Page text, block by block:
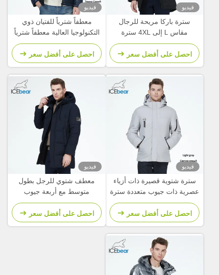
فيديو
سترة باركا مريحة للرجال
مقاس L إلى 4XL سترة
بيولوجية مع جيوب عديدة
احصل على أفضل سعر
فيديو
معطفاً شترياً للفتيان ذوي
التكنولوجيا العالية معطفاً شترياً
مقاوماً للرياح ومقاوماً للزيت
ومقاوماً للماء
احصل على أفضل سعر
فيديو
سترة شتوية قصيرة ذات أزياء
عصرية ذات جيوب متعددة سترة
قصيرة للرجال
احصل على أفضل سعر
فيديو
معطف شتوي للرجل بطول
متوسط مع أربعة جيوب
احصل على أفضل سعر